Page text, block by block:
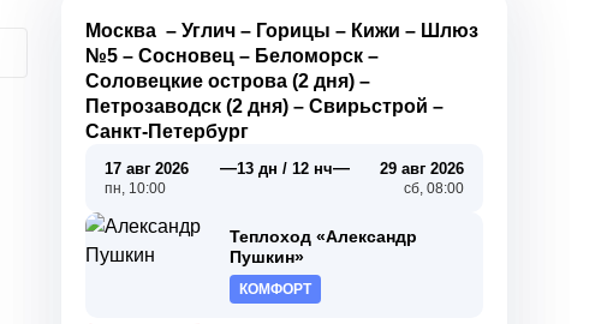
Москва –Углич – Горицы – Кижи – Шлюз
№5 –Сосновец – Беломорск –
Соловецкие острова (2 дня) –
Петрозаводск (2 дня) –Свирьстрой –
Санкт-Петербург
17 авг 2026
пн, 10:00
—13 дн / 12 нч— 29 авг 2026
сб, 08:00
Теплоход «Александр
Пушкин»
КОМФОРТ